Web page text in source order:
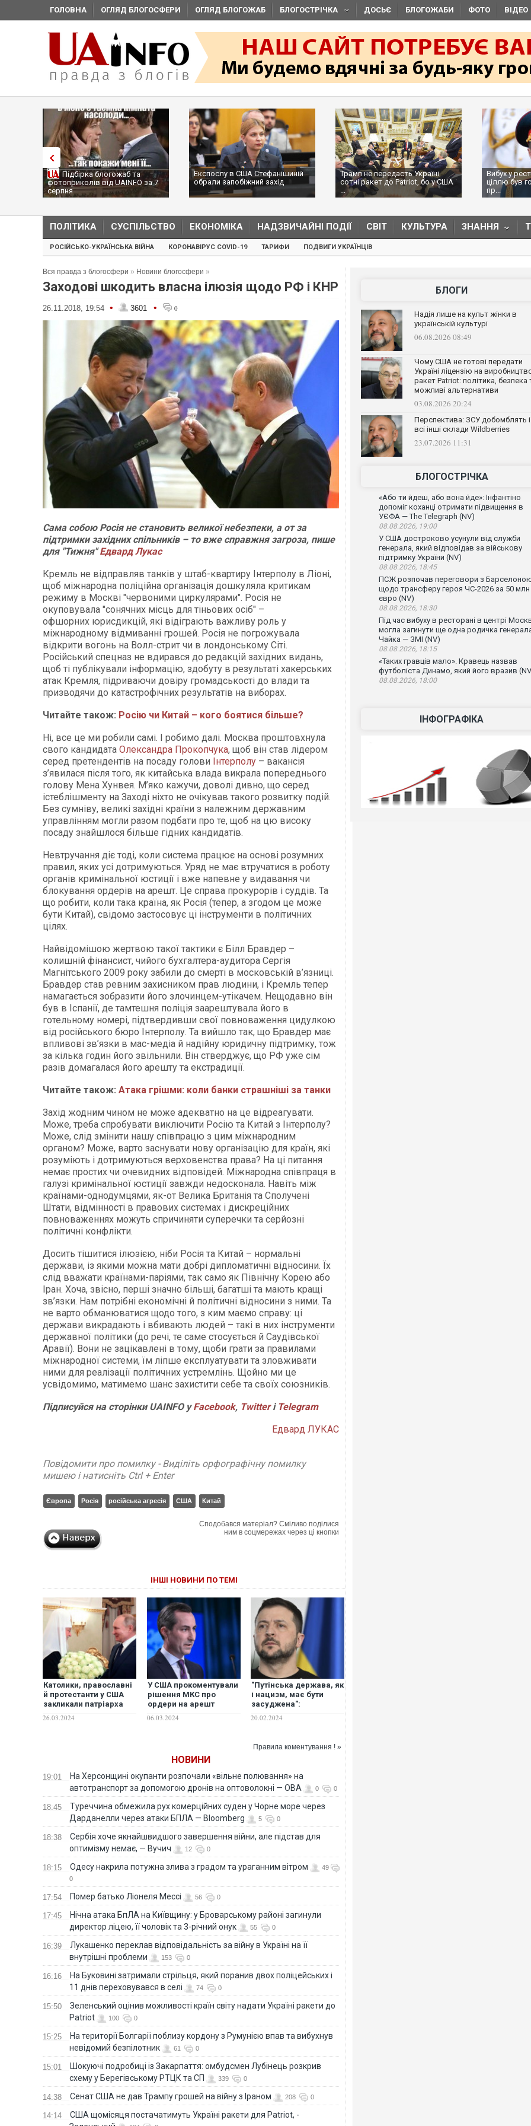
ГОЛОВНА ОГЛЯД БЛОГОСФЕРИ ОГЛЯД БЛОГОЖАБ БЛОГОСТРІЧКА ДОСЬЄ БЛОГОЖАБИ ФОТО ВІДЕО
Підбірка блогожаб та
фотоприколів від UAINFO за 7
серпня
Експослу в США Стефанішиній
обрали запобіжний захід
Трамп не передасть Україні
сотні ракет до Patriot, бо у США
...
Вибух у
ціллю був
пр...
ПОЛІТИКА СУСПІЛЬСТВО ЕКОНОМІКА НАДЗВИЧАЙНІ ПОДІЇ СВІТ КУЛЬТУРА ЗНАННЯ
РОСІЙСЬКО-УКРАЇНСЬКА ВІЙНА КОРОНАВІРУС COVID-19 ТАРИФИ ПОДВИГИ УКРАЇНЦІВ
Вся правда з блогосфери » Новини блогосфери »
Заходові шкодить власна ілюзія щодо РФ і КНР
26.11.2018, 19:54 • 3601 • 0
Сама собою Росія не становить великої небезпеки, а от за
підтримки західних спільників – то вже справжня загроза, пише
для "Тижня"Едвард Лукас
Кремль не відправляв танків у штаб-квартиру Інтерполу в Ліоні,
щоб міжнародна поліційна організація дошкуляла критикам
режиму в Москві "червоними циркулярами". Росія не
окуповувала "сонячних місць для тіньових осіб" –
офшорних юрисдикцій, які відіграють важливу роль у
міжнародному відмиванні грошей. Росія не погрожувала
відкрити вогонь на Волл-стрит чи в лондонському Сіті.
Російський спецназ не вдирався до редакцій західних видань,
щоб ті публікували інформацію, здобуту в результаті хакерських
атак Кремля, підриваючи довіру громадськості до влади та
призводячи до катастрофічних результатів на виборах.
Читайте також: Росію чи Китай – кого боятися більше?
Ні, все це ми робили самі. І робимо далі. Москва проштовхнула
свого кандидата Олександра Прокопчука, щоб він став лідером
серед претендентів на посаду голови Інтерполу – вакансія
з’явилася після того, як китайська влада викрала попереднього
голову Мена Хунвея. М’яко кажучи, доволі дивно, що серед
істеблішменту на Заході ніхто не очікував такого розвитку подій.
Без сумніву, великі західні країни з належним державним
управлінням могли разом подбати про те, щоб на цю високу
посаду знайшлося більше гідних кандидатів.
Невтручання діє тоді, коли система працює на основі розумних
правил, яких усі дотримуються. Уряд не має втручатися в роботу
органів кримінальної юстиції і вже напевне у видавання чи
блокування ордерів на арешт. Це справа прокурорів і суддів. Та
що робити, коли така країна, як Росія (тепер, а згодом це може
бути Китай), свідомо застосовує ці інструменти в політичних
цілях.
Найвідомішою жертвою такої тактики є Білл Бравдер –
колишній фінансист, чийого бухгалтера-аудитора Сергія
Магнітського 2009 року забили до смерті в московській в’язниці.
Бравдер став ревним захисником прав людини, і Кремль тепер
намагається зобразити його злочинцем-утікачем. Нещодавно він
був в Іспанії, де тамтешня поліція заарештувала його в
готельному номері, підтвердивши свої повноваження цидулкою
від російського бюро Інтерполу. Та вийшло так, що Бравдер має
впливові зв’язки в мас-медіа й надійну юридичну підтримку, тож
за кілька годин його звільнили. Він стверджує, що РФ уже сім
разів домагалася його арешту та екстрадиції.
Читайте також: Атака грішми: коли банки страшніші за танки
Захід жодним чином не може адекватно на це відреагувати.
Може, треба спробувати виключити Росію та Китай з Інтерполу?
Може, слід змінити нашу співпрацю з цим міжнародним
органом? Може, варто заснувати нову організацію для країн, які
розуміють і дотримуються верховенства права? На ці питання
немає простих чи очевидних відповідей. Міжнародна співпраця в
галузі кримінальної юстиції завжди недосконала. Навіть між
країнами-однодумцями, як-от Велика Британія та Сполучені
Штати, відмінності в правових системах і дискреційних
повноваженнях можуть спричиняти суперечки та серйозні
політичні конфлікти.
Досить тішитися ілюзією, ніби Росія та Китай – нормальні
держави, із якими можна мати добрі дипломатичні відносини. Їх
слід вважати країнами-паріями, так само як Північну Корею або
Іран. Хоча, звісно, перші значно більші, багатші та мають кращі
зв’язки. Нам потрібні економічні й політичні відносини з ними. Та
не варто обманюватися щодо того, з ким маємо справу: ці
держави викрадають і вбивають людей – такі в них інструменти
державної політики (до речі, те саме стосується й Саудівської
Аравії). Вони не зацікавлені в тому, щоби грати за правилами
міжнародної системи, їм ліпше експлуатувати та зловживати
ними для реалізації політичних устремлінь. Щойно ми це
усвідомимо, матимемо шанс захистити себе та своїх союзників.
Підписуйся на сторінки UAINFO уFacebook, Twitter і Telegram
Едвард ЛУКАС
Повідомити про помилку - Виділіть орфографічну помилку
мишею і натисніть Ctrl + Enter
Європа Росія російська агресія США Китай
Сподобався матеріал? Сміливо поділися
ним в соцмережах через ці кнопки
ІНШІ НОВИНИ ПО ТЕМІ
Католики, православні
й протестанти у США
закликали патріарха
підтримку Кремля у
26.03.2024
У США прокоментували
рішення МКС про
ордери на арешт
командувачів
06.03.2024
"Путінська держава, як
і нацизм, має бути
засуджена":
перед Гельсінською
20.02.2024
Правила коментування ! »
НОВИНИ
19:01
На Херсонщині окупанти розпочали «вільне полювання» на
автотранспорт за допомогою дронів на оптоволокні — ОВА
0 0
18:45
Туреччина обмежила рух комерційних суден у Чорне море через
Дарданелли через атаки БПЛА — Bloomberg
5 0
18:38
Сербія хоче якнайшвидшого завершення війни, але підстав для
оптимізму немає, — Вучич
12 0
18:15 Одесу накрила потужна злива з градом та ураганним вітром
49
0
17:54 Помер батько Ліонеля Мессі 56 0
17:45
Нічна атака БпЛА на Київщину: у Броварському районі загинули
директор ліцею, її чоловік та 3-річний онук
55 0
16:39
Лукашенко переклав відповідальність за війну в Україні на її
внутрішні проблеми
153 0
16:16
На Буковині затримали стрільця, який поранив двох поліцейських і
11 днів переховувався в селі
74 0
15:50
Зеленський оцінив можливості країн світу надати Україні ракети до
Patriot
100 0
15:25
На території Болгарії поблизу кордону з Румунією впав та вибухнув
невідомий безпілотник
61 0
15:01
Шокуючі подробиці із Закарпаття: омбудсмен Лубінець розкрив
схему у Берегівському РТЦК та СП
339 0
14:38 Сенат США не дав Трампу грошей на війну з Іраном 208 0
14:14
США щомісяця постачатимуть Україні ракети для Patriot, -
БЛОГИ
Надія лише на культ жінки в
українській культурі
06.08.2026 08:49
Чому США не готові передати
Україні ліцензію на
ракет Patriot: політика, безпека
можливі альтернативи
03.08.2026 20:24
Перспектива: ЗСУ добомблять і
всі інші склади Wildberries
23.07.2026 11:31
БЛОГОСТРІЧКА
«Або ти йдеш, або вона йде»: Інфантіно
допоміг коханці отримати підвищення в
УЄФА — The Telegraph (NV)
08.08.2026, 19:00
У США достроково усунули від служби
генерала, який відповідав за військову
підтримку України (NV)
08.08.2026, 18:45
ПСЖ розпочав переговори з
щодо трансферу героя ЧС-2026 за 50 млн
євро (NV)
08.08.2026, 18:30
Під час вибуху в ресторані в центрі
могла загинути ще одна родичка
Чайка — ЗМІ (NV)
08.08.2026, 18:15
«Таких гравців мало». Кравець назвав
футболіста Динамо, який його вразив
08.08.2026, 18:00
ІНФОГРАФІКА